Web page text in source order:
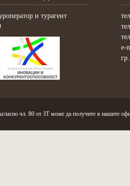
и турагент
e-
чл. 80 от ЗТ може да получите в нашите